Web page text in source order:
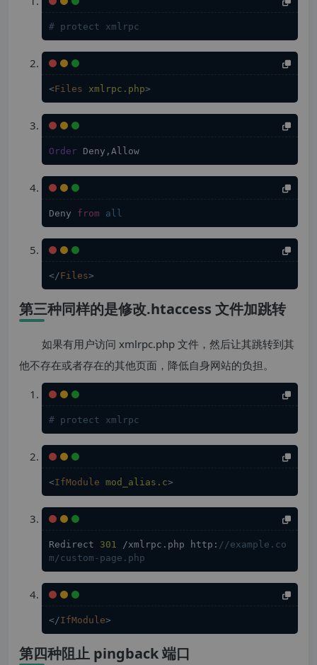
# protect xmlrpc
<Files xmlrpc.php>
Order Deny,Allow
Deny from all
</Files>
第三种同样的是修改.htaccess 文件加跳转
如果有用户访问 xmlrpc.php 文件，然后让其跳转到其
他不存在或者存在的其他页面，降低自身网站的负担。
# protect xmlrpc
<IfModule mod_alias.c>
Redirect 301 /xmlrpc.php http: //example.co
m/custom-page.php
</IfModule>
第四种阻止 pingback 端口